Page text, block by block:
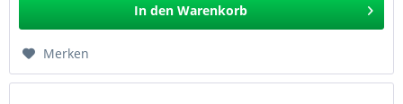
In den Warenkorb
Merken